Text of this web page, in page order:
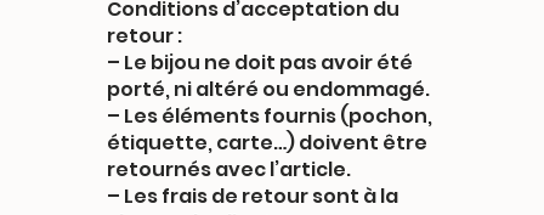
Conditions d’acceptation du
retour :
– Le bijou ne doit pas avoir été
porté, ni altéré ou endommagé.
– Les éléments fournis (pochon,
étiquette, carte…) doivent être
retournés avec l’article.
– Les frais de retour sont à la